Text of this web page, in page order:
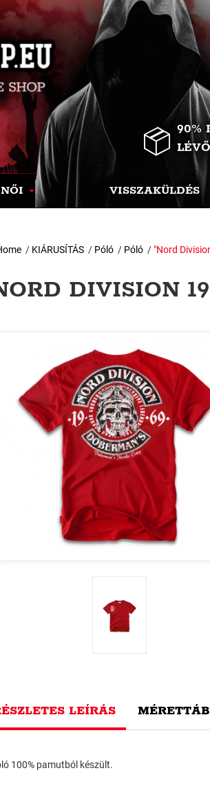
90%
NŐI VISSZAKÜLDÉS
/ KIÁRUSÍTÁS / Póló / Póló / "Nord
DIVISION
LEÍRÁS
100% pamutból készült.